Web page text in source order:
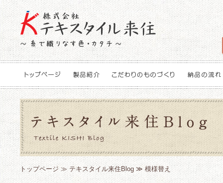
トップページ ≫ テキスタイル来住Blog ≫ 模様替え